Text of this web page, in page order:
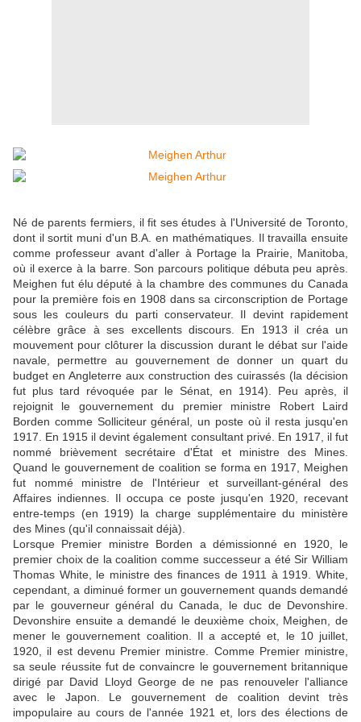
Né de parents fermiers, il fit ses études à l'Université de Toronto,
dont il sortit muni d'un B.A. en mathématiques. Il travailla ensuite
comme professeur avant d'aller à Portage la Prairie, Manitoba,
où il exerce à la barre. Son parcours politique débuta peu après.
Meighen fut élu député à la chambre des communes du Canada
pour la première fois en 1908 dans sa circonscription de Portage
sous les couleurs du parti conservateur. Il devint rapidement
célèbre grâce à ses excellents discours. En 1913 il créa un
mouvement pour clôturer la discussion durant le débat sur l'aide
navale, permettre au gouvernement de donner un quart du
budget en Angleterre aux construction des cuirassés (la décision
fut plus tard révoquée par le Sénat, en 1914). Peu après, il
rejoignit le gouvernement du premier ministre Robert Laird
Borden comme Solliciteur général, un poste où il resta jusqu'en
1917. En 1915 il devint également consultant privé. En 1917, il fut
nommé brièvement secrétaire d'État et ministre des Mines.
Quand le gouvernement de coalition se forma en 1917, Meighen
fut nommé ministre de l'Intérieur et surveillant-général des
Affaires indiennes. Il occupa ce poste jusqu'en 1920, recevant
entre-temps (en 1919) la charge supplémentaire du ministère
des Mines (qu'il connaissait déjà).
Lorsque Premier ministre Borden a démissionné en 1920, le
premier choix de la coalition comme successeur a été Sir William
Thomas White, le ministre des finances de 1911 à 1919. White,
cependant, a diminué former un gouvernement quands demandé
par le gouverneur général du Canada, le duc de Devonshire.
Devonshire ensuite a demandé le deuxième choix, Meighen, de
mener le gouvernement coalition. Il a accepté et, le 10 juillet,
1920, il est devenu Premier ministre. Comme Premier ministre,
sa seule réussite fut de convaincre le gouvernement britannique
dirigé par David Lloyd George de ne pas renouveler l'alliance
avec le Japon. Le gouvernement de coalition devint très
impopulaire au cours de l'année 1921 et, lors des élections de